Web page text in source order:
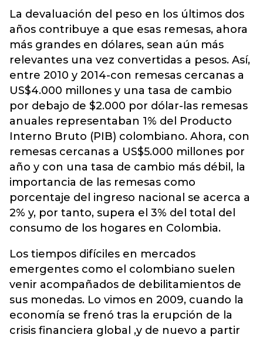
La devaluación del peso en los últimos dos
años contribuye a que esas remesas, ahora
más grandes en dólares, sean aún más
relevantes una vez convertidas a pesos. Así,
entre 2010 y 2014-con remesas cercanas a
US$4.000 millones y una tasa de cambio
por debajo de $2.000 por dólar-las remesas
anuales representaban 1% del Producto
Interno Bruto (PIB) colombiano. Ahora, con
remesas cercanas a US$5.000 millones por
año y con una tasa de cambio más débil, la
importancia de las remesas como
porcentaje del ingreso nacional se acerca a
2% y, por tanto, supera el 3% del total del
consumo de los hogares en Colombia.
Los tiempos difíciles en mercados
emergentes como el colombiano suelen
venir acompañados de debilitamientos de
sus monedas. Lo vimos en 2009, cuando la
economía se frenó tras la erupción de la
crisis financiera global ,y de nuevo a partir